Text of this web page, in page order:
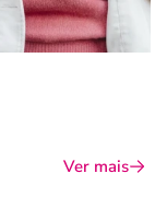
Ver mais